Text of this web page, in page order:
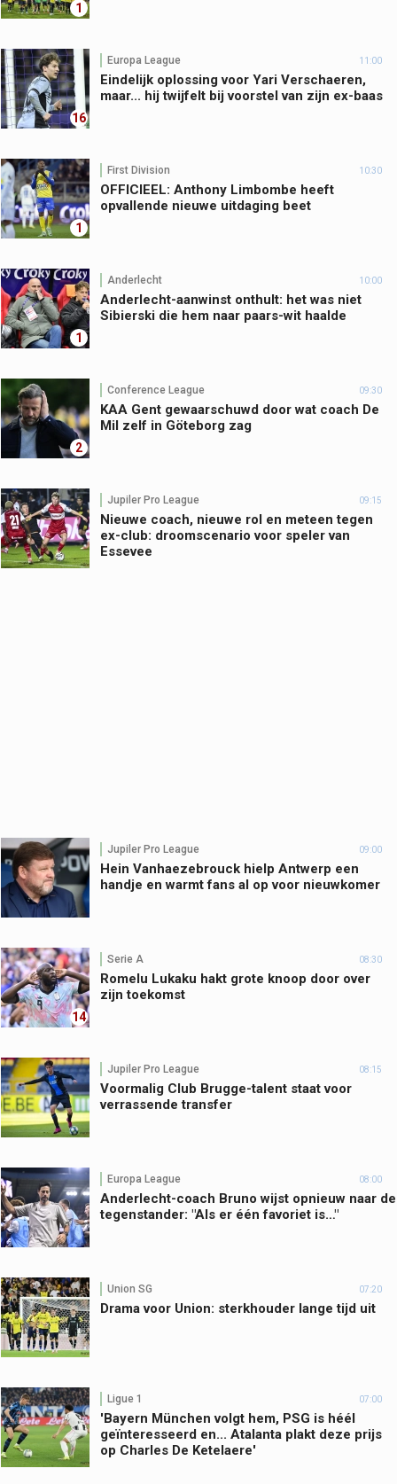
1
16
Europa League 11:00
Eindelijk oplossing voor Yari Verschaeren,
maar... hij twijfelt bij voorstel van zijn ex-baas
1
First Division 10:30
OFFICIEEL: Anthony Limbombe heeft
opvallende nieuwe uitdaging beet
1
Anderlecht 10:00
Anderlecht-aanwinst onthult: het was niet
Sibierski die hem naar paars-wit haalde
2
Conference League 09:30
KAA Gent gewaarschuwd door wat coach De
Mil zelf in Göteborg zag
Jupiler Pro League 09:15
Nieuwe coach, nieuwe rol en meteen tegen
ex-club: droomscenario voor speler van
Essevee
Jupiler Pro League 09:00
Hein Vanhaezebrouck hielp Antwerp een
handje en warmt fans al op voor nieuwkomer
14
Serie A 08:30
Romelu Lukaku hakt grote knoop door over
zijn toekomst
Jupiler Pro League 08:15
Voormalig Club Brugge-talent staat voor
verrassende transfer
Europa League 08:00
Anderlecht-coach Bruno wijst opnieuw naar de
tegenstander: "Als er één favoriet is…"
Union SG 07:20
Drama voor Union: sterkhouder lange tijd uit
Ligue 1 07:00
'Bayern München volgt hem, PSG is héél
geïnteresseerd en... Atalanta plakt deze prijs
op Charles De Ketelaere'